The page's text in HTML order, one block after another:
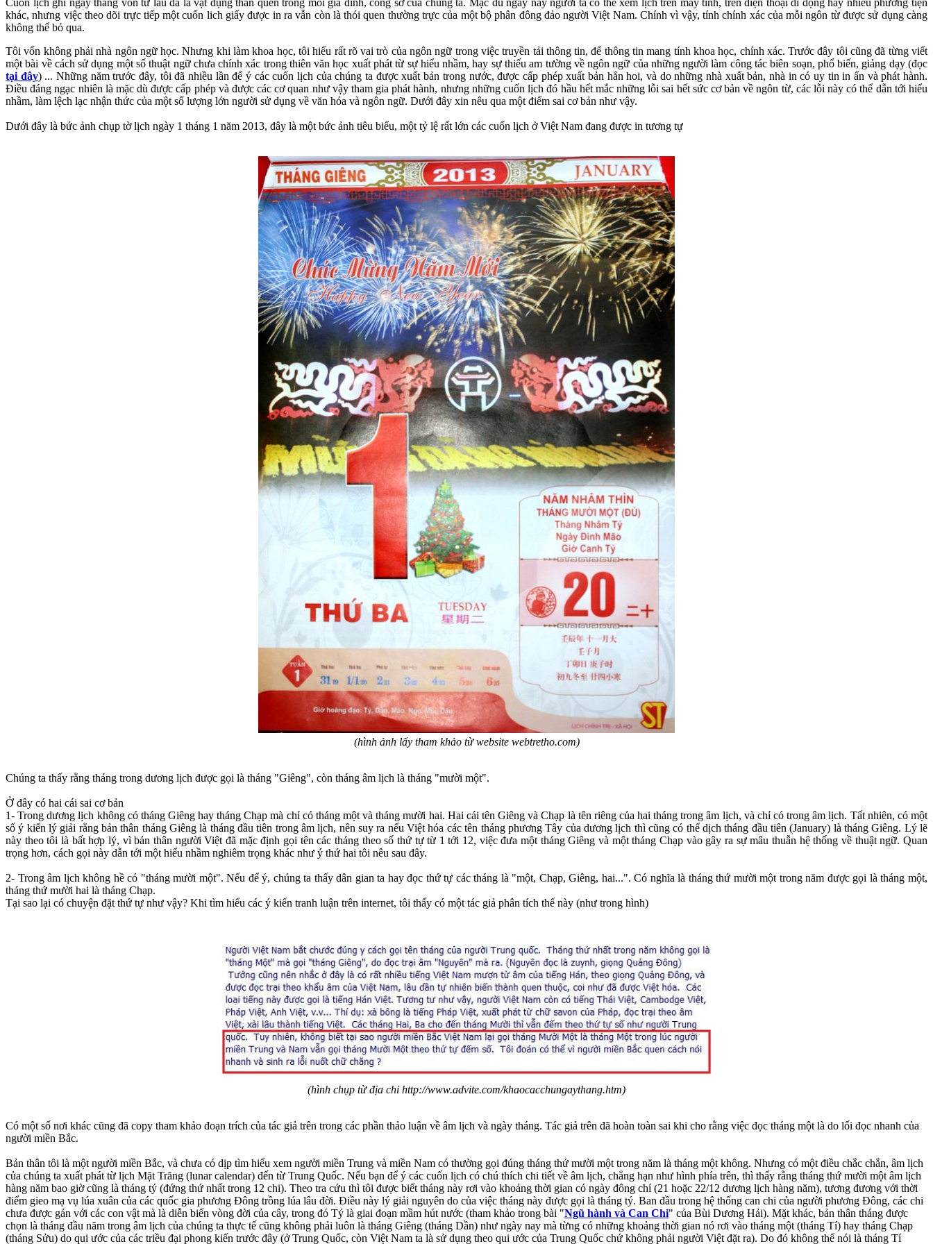
khác, nhưng việc theo dõi trực tiếp một cuốn lich giấy được in ra vẫn còn là thói quen thường trực của một bộ phân đông đảo người Việt Nam. Chính vì vậy, tính chính xác của mỗi ngôn từ được sử dụng càng
không thể bỏ qua.
Tôi vốn không phải nhà ngôn ngữ học. Nhưng khi làm khoa học, tôi hiểu rất rõ vai trò của ngôn ngữ trong việc truyền tải thông tin, để thông tin mang tính khoa học, chính xác. Trước đây tôi cũng đã từng viết
một bài về cách sử dụng một số thuật ngữ chưa chính xác trong thiên văn học xuất phát từ sự hiểu nhầm, hay sự thiếu am tường về ngôn ngữ của những người làm công tác biên soạn, phổ biến, giảng dạy (đọc
tại đây) ... Những năm trước đây, tôi đã nhiều lần để ý các cuốn lịch của chúng ta được xuất bản trong nước, được cấp phép xuất bản hẳn hoi, và do những nhà xuất bản, nhà in có uy tin in ấn và phát hành.
Điều đáng ngạc nhiên là mặc dù được cấp phép và được các cơ quan như vậy tham gia phát hành, nhưng những cuốn lịch đó hầu hết mắc những lỗi sai hết sức cơ bản về ngôn từ, các lỗi này có thể dẫn tới hiểu
nhầm, làm lệch lạc nhận thức của một số lượng lớn người sử dụng về văn hóa và ngôn ngữ. Dưới đây xin nêu qua một điểm sai cơ bản như vậy.
Dưới đây là bức ảnh chụp tờ lịch ngày 1 tháng 1 năm 2013, đây là một bức ảnh tiêu biểu, một tỷ lệ rất lớn các cuốn lịch ở Việt Nam đang được in tương tự
(hình ảnh lấy tham khảo từ website webtretho.com)
Chúng ta thấy rằng tháng trong dương lịch được gọi là tháng "Giêng", còn tháng âm lịch là tháng "mười một".
Ở đây có hai cái sai cơ bản
1- Trong dương lịch không có tháng Giêng hay tháng Chạp mà chỉ có tháng một và tháng mười hai. Hai cái tên Giêng và Chạp là tên riêng của hai tháng trong âm lịch, và chỉ có trong âm lịch. Tất nhiên, có một
số ý kiến lý giải rằng bản thân tháng Giêng là tháng đầu tiên trong âm lịch, nên suy ra nếu Việt hóa các tên tháng phương Tây của dương lịch thì cũng có thể dịch tháng đầu tiên (January) là tháng Giêng. Lý lẽ
này theo tôi là bất hợp lý, vì bản thân người Việt đã mặc định gọi tên các tháng theo số thứ tự từ 1 tới 12, việc đưa một tháng Giêng và một tháng Chạp vào gây ra sự mâu thuẫn hệ thống về thuật ngữ. Quan
trọng hơn, cách gọi này dẫn tới một hiểu nhầm nghiêm trọng khác như ý thứ hai tôi nêu sau đây.
2- Trong âm lịch không hề có "tháng mười một". Nếu để ý, chúng ta thấy dân gian ta hay đọc thứ tự các tháng là "một, Chạp, Giêng, hai...". Có nghĩa là tháng thứ mười một trong năm được gọi là tháng một,
tháng thứ mười hai là tháng Chạp.
Tại sao lại có chuyện đặt thứ tự như vậy? Khi tìm hiểu các ý kiến tranh luận trên internet, tôi thấy có một tác giả phân tích thế này (như trong hình)
(hình chụp từ địa chỉ http://www.advite.com/khaocacchungaythang.htm)
Có một số nơi khác cũng đã copy tham khảo đoạn trích của tác giả trên trong các phần thảo luận về âm lịch và ngày tháng. Tác giả trên đã hoàn toàn sai khi cho rằng việc đọc tháng một là do lối đọc nhanh của
người miền Bắc.
Bản thân tôi là một người miền Bắc, và chưa có dịp tìm hiểu xem người miền Trung và miền Nam có thường gọi đúng tháng thứ mười một trong năm là tháng một không. Nhưng có một điều chắc chắn, âm lịch
của chúng ta xuất phát từ lịch Mặt Trăng (lunar calendar) đến từ Trung Quốc. Nếu bạn để ý các cuốn lịch có chú thích chi tiết về âm lịch, chẳng hạn như hình phía trên, thì thấy rằng tháng thứ mười một âm lịch
hàng năm bao giờ cũng là tháng tý (đứng thứ nhất trong 12 chi). Theo tra cứu thì tôi được biết tháng này rơi vào khoảng thời gian có ngày đông chí (21 hoặc 22/12 dương lịch hàng năm), tương đương với thời
điểm gieo mạ vụ lúa xuân của các quốc gia phương Đông trồng lúa lâu đời. Điều này lý giải nguyên do của việc tháng này được gọi là tháng tý. Ban đầu trong hệ thống can chi của người phương Đông, các chi
chưa được gán với các con vật mà là diễn biến vòng đời của cây, trong đó Tý là giai đoạn mầm hút nước (tham khảo trong bài "Ngũ hành và Can Chi" của Bùi Dương Hải). Mặt khác, bản thân tháng được
chọn là tháng đầu năm trong âm lịch của chúng ta thực tế cũng không phải luôn là tháng Giêng (tháng Dần) như ngày nay mà từng có những khoảng thời gian nó rơi vào tháng một (tháng Tí) hay tháng Chạp
(tháng Sửu) do qui ước của các triều đại phong kiến trước đây (ở Trung Quốc, còn Việt Nam ta là sử dụng theo qui ước của Trung Quốc chứ không phải người Việt đặt ra). Do đó không thể nói là tháng Tí